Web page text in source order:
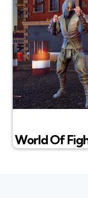
World Of